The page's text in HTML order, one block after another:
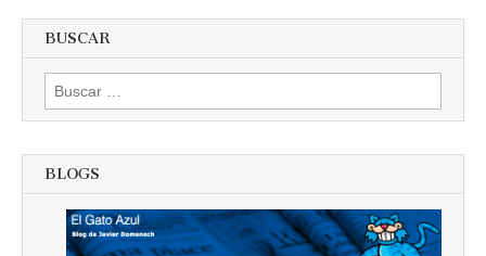
BUSCAR
Buscar:
BLOGS